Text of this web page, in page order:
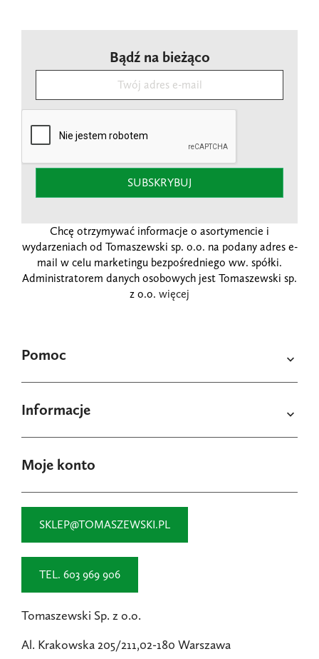
Pomoc 
Informacje 
Bądź na bieżąco
SUBSKRYBUJ
Chcę otrzymywać informacje o asortymencie i
wydarzeniach od Tomaszewski sp. o.o. na podany adres e-
mail w celu marketingu bezpośredniego ww. spółki.
Administratorem danych osobowych jest Tomaszewski sp.
z o.o. więcej
Moje konto
SKLEP@TOMASZEWSKI.PL
TEL. 603 969 906
Tomaszewski Sp. z o.o.
Al. Krakowska 205/211,02-180 Warszawa